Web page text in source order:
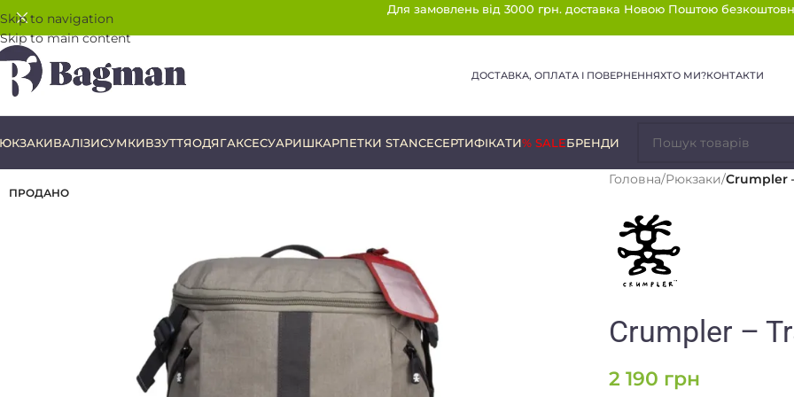
Skip to navigation
Skip to main content
Для замовлень від 3000 грн. доставка Новою Поштою
ДОСТАВКА, ОПЛАТА І ПОВЕРНЕННЯХТО МИ?КОНТАКТИ
ВАЛІЗИСУМКИВЗУТТЯОДЯГАКСЕСУАРИШКАРПЕТКИ STANCEСЕРТИФІКАТИ% SALEБРЕНДИ
ПРОДАНО
Головна/Рюкзаки/Crumpler
Crumpler –
2 190 грн